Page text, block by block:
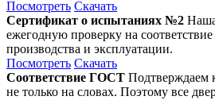
Посмотреть Скачать
Сертификат о испытаниях №2
ежегодную проверку на
производства и эксплуатации.
Посмотреть Скачать
Соответствие ГОСТ Подтверждаем
не только на словах. Поэтому все